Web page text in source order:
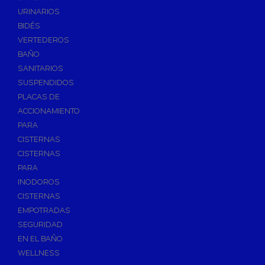
Válvulas de Esfera
Válvulas de Escuadra y Lavadora
Válvulas Reductoras de Presión
Válvulas de Retención
Electroválvulas
Válvulas de Compuerta
Válvulas de Contadores
Llaves de Paso
Accesorios de Valvulería
Calderines
Herramientas y Vestuario
Adhesivos Instantaneos
Selladores y Masillas
URINARIOS
BIDÉS
VERTEDEROS
BAÑO
SANITARIOS
SUSPENDIDOS
PLACAS DE
ACCIONAMIENTO
PARA
CISTERNAS
CISTERNAS
PARA
INODOROS
CISTERNAS
EMPOTRADAS
SEGURIDAD
EN EL BAÑO
WELLNESS